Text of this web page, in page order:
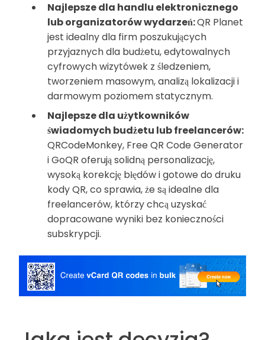
Najlepsze dla handlu elektronicznego
lub organizatorów wydarzeń:QR Planet
jest idealny dla firm poszukujących
przyjaznych dla budżetu, edytowalnych
cyfrowych wizytówek z śledzeniem,
tworzeniem masowym, analizą lokalizacji i
darmowym poziomem statycznym.
Najlepsze dla użytkowników
świadomych budżetu lub freelancerów:
QRCodeMonkey, Free QR Code Generator
i GoQR oferują solidną personalizację,
wysoką korekcję błędów i gotowe do druku
kody QR, co sprawia, że są idealne dla
freelancerów, którzy chcą uzyskać
dopracowane wyniki bez konieczności
subskrypcji.